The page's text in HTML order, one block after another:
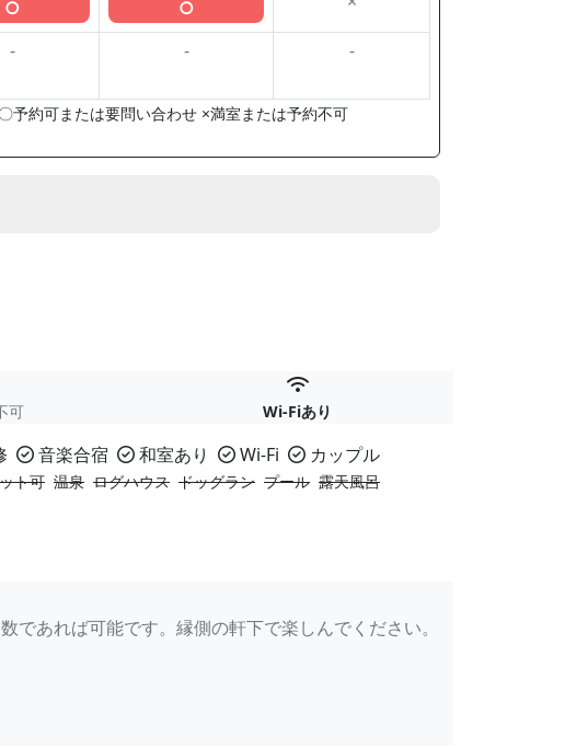
○ ○
- - -
予約可または要問い合わせ ×満室または予約不可
可 Wi-Fiあり
音楽合宿 和室あり Wi-Fi
カップル
ト可 温泉 ログハウス ドッグラン プール 露天風呂
であれば可能です。縁側の軒下で楽しんでください。